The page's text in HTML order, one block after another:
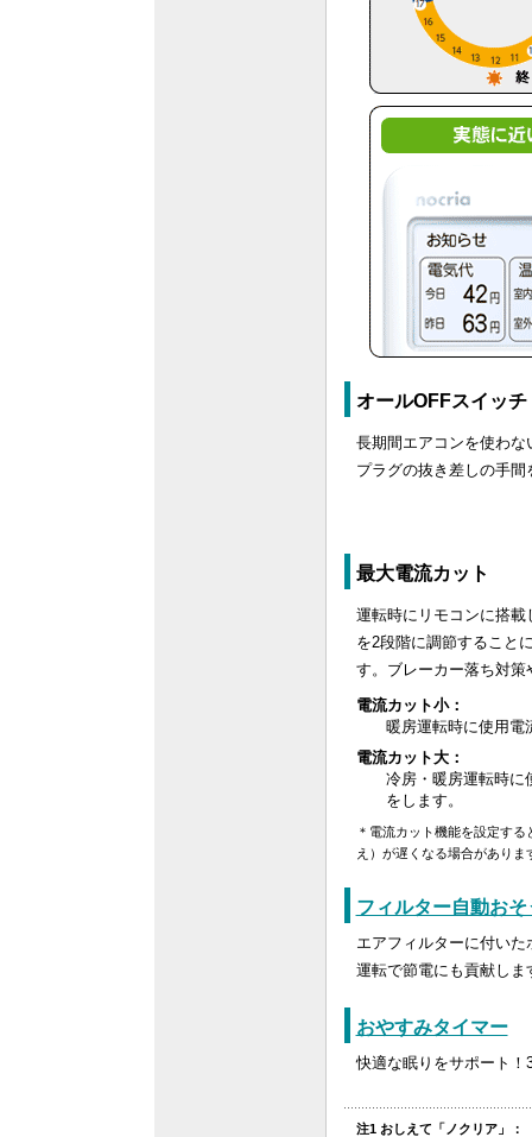
オールOFFスイッチ
長期間エアコンを使わ
プラグの抜き差しの手間
最大電流カット
運転時にリモコンに搭
を2段階に調節すること
す。ブレーカー落ち対
電流カット小：
暖房運転時に使用電
電流カット大：
冷房・暖房運転時に
をします。
＊電流カット機能を設定す
え）が遅くなる場合がありま
フィルター自動お
エアフィルターに付い
運転で節電にも貢献しま
おやすみタイマー
快適な眠りをサポート！
注1 おしえて「ノクリア」：